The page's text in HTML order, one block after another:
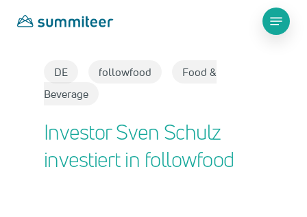
Menu
DE followfood
Food &
Beverage
Investor Sven Schulz
investiert in followfood